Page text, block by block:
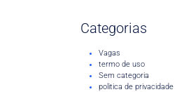
Categorias
Vagas
termo de uso
Sem categoria
politica de privacidade